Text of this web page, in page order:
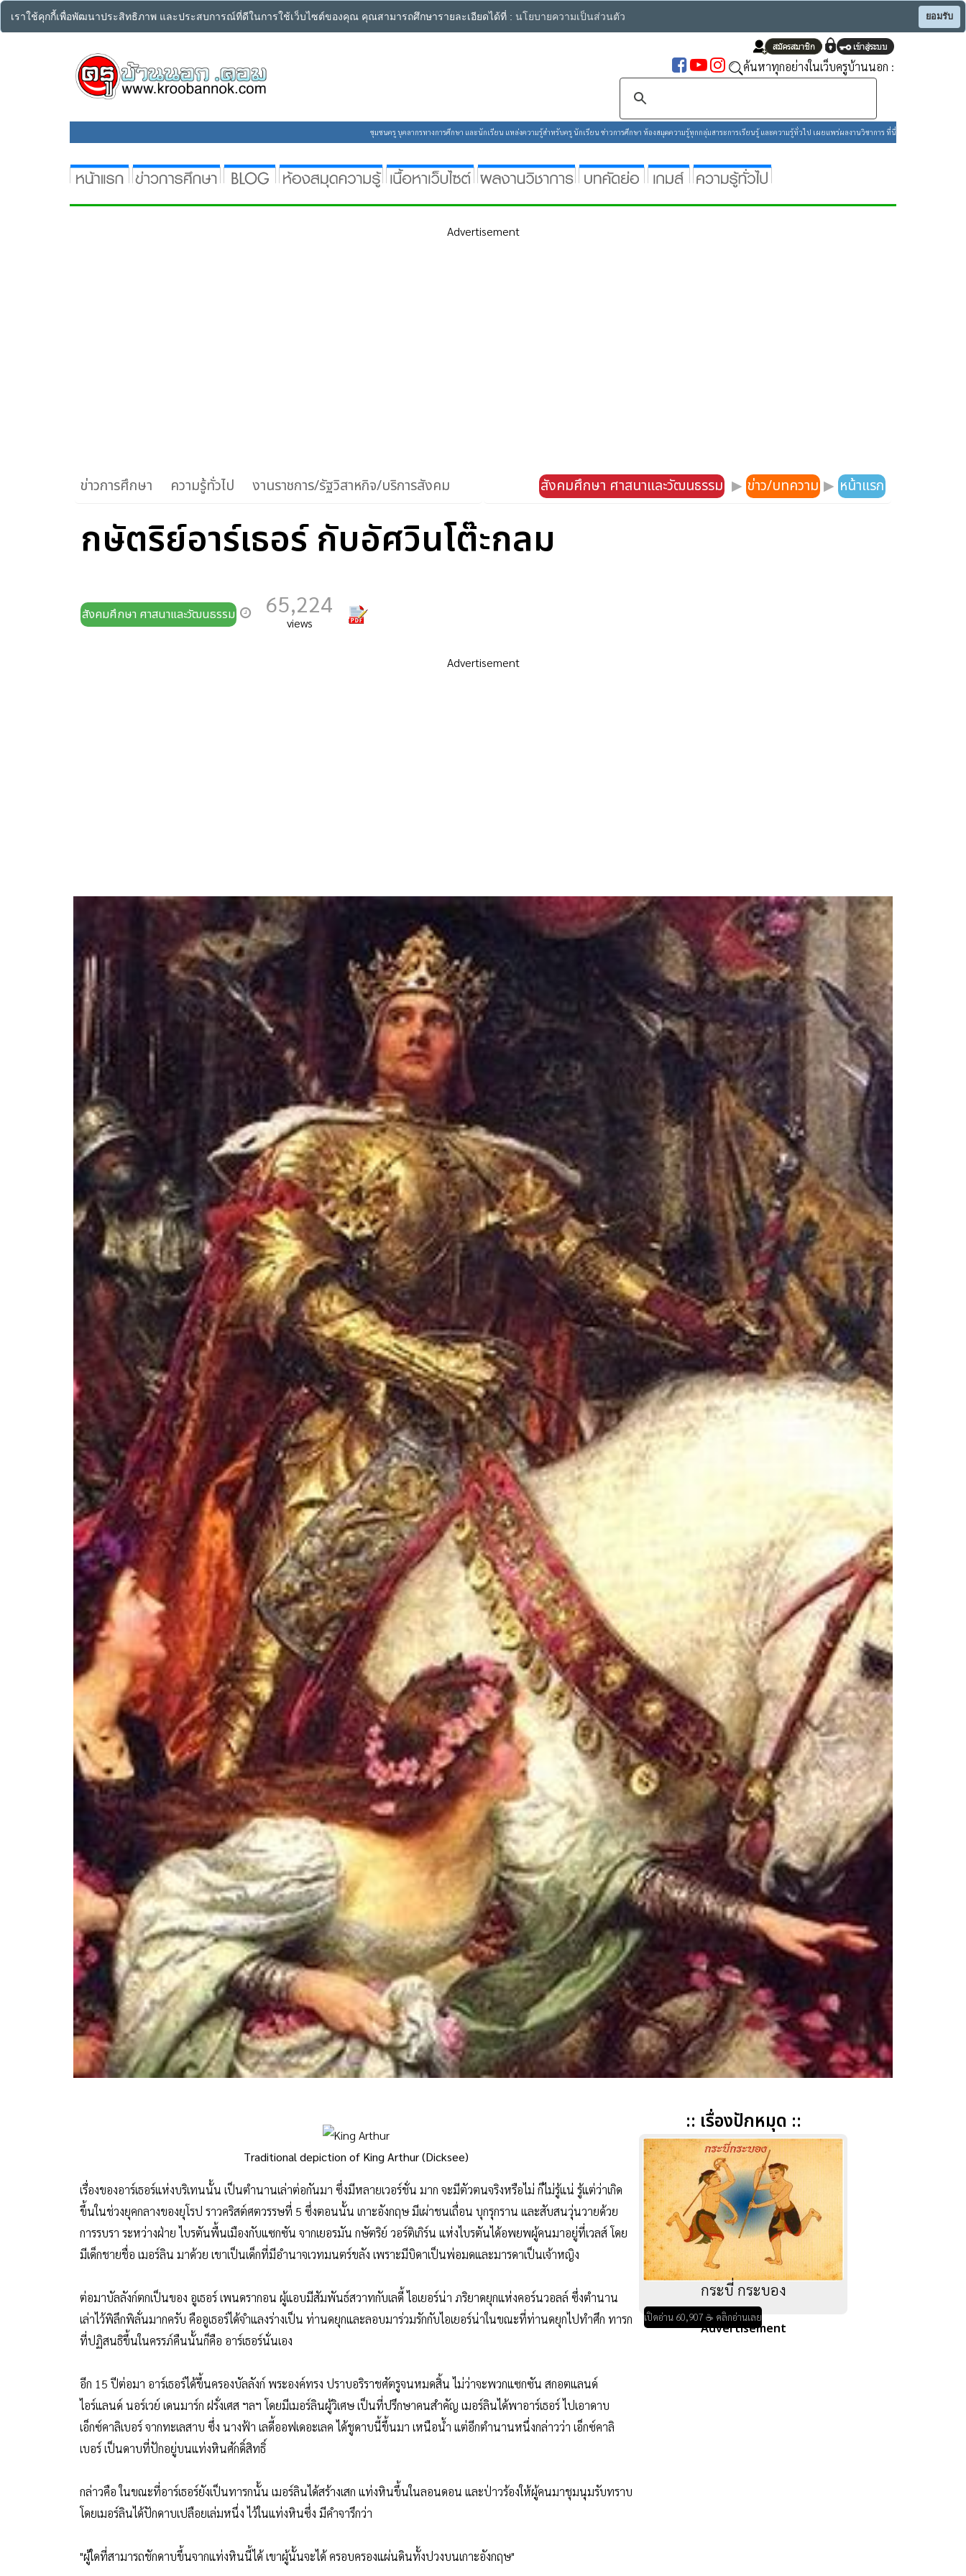
เราใช้คุกกี้เพื่อพัฒนาประสิทธิภาพ และประสบการณ์ที่ดีในการใช้เว็บไซต์ของคุณ คุณสามารถศึกษารายละเอียดได้ที่ : นโยบายความเป็นส่วนตัว ยอมรับ
ค้นหาทุกอย่างในเว็บครูบ้านนอก :
ชุมชนครู บุคลากรทางการศึกษา และนักเรียน แหล่งความรู้สำหรับครู นักเรียน ข่าวการศึกษา ห้องสมุดความรู้ทุกกลุ่มสาระการเรียนรู้ และความรู้ทั่วไป เผยแพร่ผลงานวิชาการ ที่นี่
Advertisement
ข่าวการศึกษา ความรู้ทั่วไป งานราชการ/รัฐวิสาหกิจ/บริการสังคม สังคมศึกษา ศาสนาและวัฒนธรรม ▶ ข่าว/บทความ ▶ หน้าแรก
กษัตริย์อาร์เธอร์ กับอัศวินโต๊ะกลม
สังคมศึกษา ศาสนาและวัฒนธรรม 65,224
views
Advertisement
Traditional depiction of King Arthur (Dicksee)
เรื่องของอาร์เธอร์แห่งบริเทนนั้น เป็นตำนานเล่าต่อกันมา ซึ่งมีหลายเวอร์ชั่น มาก จะมีตัวตนจริงหรือไม่ ก็ไม่รู้แน่ รู้แต่ว่าเกิด
ขึ้นในช่วงยุคกลางของยุโรป ราวคริสต์ศตวรรษที่ 5 ซึ่งตอนนั้น เกาะอังกฤษ มีเผ่าชนเถื่อน บุกรุกราน และสับสนวุ่นวายด้วย
การรบรา ระหว่างฝ่าย ไบรตันพื้นเมืองกับแซกซัน จากเยอรมัน กษัตริย์ วอร์ติเกิร์น แห่งไบรตันได้อพยพผู้คนมาอยู่ที่เวลส์ โดย
มีเด็กชายชื่อ เมอร์ลิน มาด้วย เขาเป็นเด็กที่มีอำนาจเวทมนตร์ขลัง เพราะมีบิดาเป็นพ่อมดและมารดาเป็นเจ้าหญิง
ต่อมาบัลลังก์ตกเป็นของ อูเธอร์ เพนดรากอน ผู้แอบมีสัมพันธ์สวาทกับเลดี้ ไอเยอร์น่า ภริยาดยุกแห่งคอร์นวอลล์ ซึ่งตำนาน
เล่าไว้พิลึกพิลั่นมากครับ คืออูเธอร์ได้จำแลงร่างเป็น ท่านดยุกและลอบมาร่วมรักกับไอเยอร์น่าในขณะที่ท่านดยุกไปทำศึก ทารก
ที่ปฏิสนธิขึ้นในครรภ์คืนนั้นก็คือ อาร์เธอร์นั่นเอง
อีก 15 ปีต่อมา อาร์เธอร์ได้ขึ้นครองบัลลังก์ พระองค์ทรง ปราบอริราชศัตรูจนหมดสิ้น ไม่ว่าจะพวกแซกซัน สกอตแลนด์
ไอร์แลนด์ นอร์เวย์ เดนมาร์ก ฝรั่งเศส ฯลฯ โดยมีเมอร์ลินผู้วิเศษ เป็นที่ปรึกษาคนสำคัญ เมอร์ลินได้พาอาร์เธอร์ ไปเอาดาบ
เอ็กซ์คาลิเบอร์ จากทะเลสาบ ซึ่ง นางฟ้า เลดี้ออฟเดอะเลค ได้ชูดาบนี้ขึ้นมา เหนือน้ำ แต่อีกตำนานหนึ่งกล่าวว่า เอ็กซ์คาลิ
เบอร์ เป็นดาบที่ปักอยู่บนแท่งหินศักดิ์สิทธิ์
กล่าวคือ ในขณะที่อาร์เธอร์ยังเป็นทารกนั้น เมอร์ลินได้สร้างเสก แท่งหินขึ้นในลอนดอน และป่าวร้องให้ผู้คนมาชุมนุมรับทราบ
โดยเมอร์ลินได้ปักดาบเปลือยเล่มหนึ่ง ไว้ในแท่งหินซึ่ง มีคำจารึกว่า
"ผู้ใดที่สามารถชักดาบขึ้นจากแท่งหินนี้ได้ เขาผู้นั้นจะได้ ครอบครองแผ่นดินทั้งปวงบนเกาะอังกฤษ"
:: เรื่องปักหมุด ::
กระบี่ กระบอง
เปิดอ่าน 60,907 ☕ คลิกอ่านเลย
Advertisement